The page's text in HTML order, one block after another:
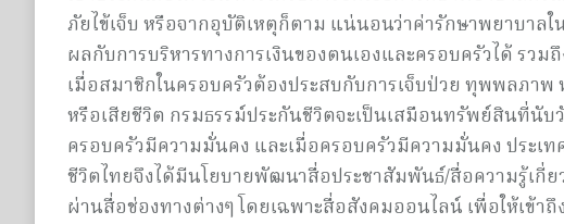
ภัยไข้เจ็บ หรือจากอุบัติเหตุก็ตาม แน่นอนว่าค่ารักษาพยาบาล
ผลกับการบริหารทางการเงินของตนเองและครอบครัวได้ รว
เมื่อสมาชิกในครอบครัวต้องประสบกับการเจ็บป่วย ทุพพลภาพ
หรือเสียชีวิต กรมธรรม์ประกันชีวิตจะเป็นเสมือนทรัพย์สินที่นั
ครอบครัวมีความมั่นคง และเมื่อครอบครัวมีความมั่นคง ประ
ชีวิตไทยจึงได้มีนโยบายพัฒนาสื่อประชาสัมพันธ์/สื่อความรู้เกี่
ผ่านสื่อช่องทางต่างๆ โดยเฉพาะสื่อสังคมออนไลน์ เพื่อให้เข้า